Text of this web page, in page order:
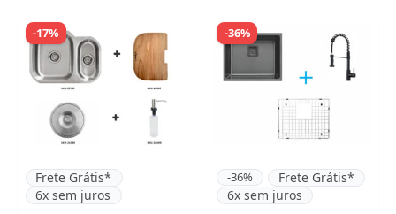
-17%
Frete Grátis*
6x sem juros
-36%
-36%
Frete Grátis*
6x sem juros